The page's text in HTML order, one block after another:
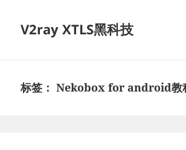
V2ray XTLS黑科技
标签：Nekobox for android教